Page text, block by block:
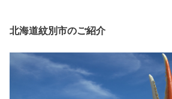
北海道紋別市のご紹介